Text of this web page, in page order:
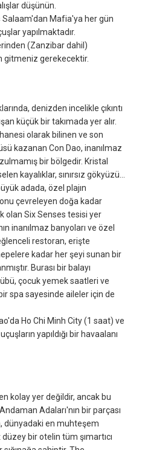
düşünün.
Salaam'dan Mafia'ya her gün
yapılmaktadır.
(Zanzibar dahil)
gitmeniz gerekecektir.
denizden incelikle çıkıntı
küçük bir takımada yer alır.
olarak bilinen ve son
kazanan Con Dao, inanılmaz
bir bölgedir. Kristal
kayalıklar, sınırsız gökyüzü...
adada, özel plajın
çevreleyen doğa kadar
olan Six Senses tesisi yer
inanılmaz banyoları ve özel
restoran, erişte
kadar her şeyi sunan bir
Burası bir balayı
çocuk yemek saatleri ve
spa sayesinde aileler için de
Ho Chi Minh City (1 saat) ve
yapıldığı bir havaalanı
kolay yer değildir, ancak bu
Adaları'nın bir parçası
dünyadaki en muhteşem
bir otelin tüm şımartıcı